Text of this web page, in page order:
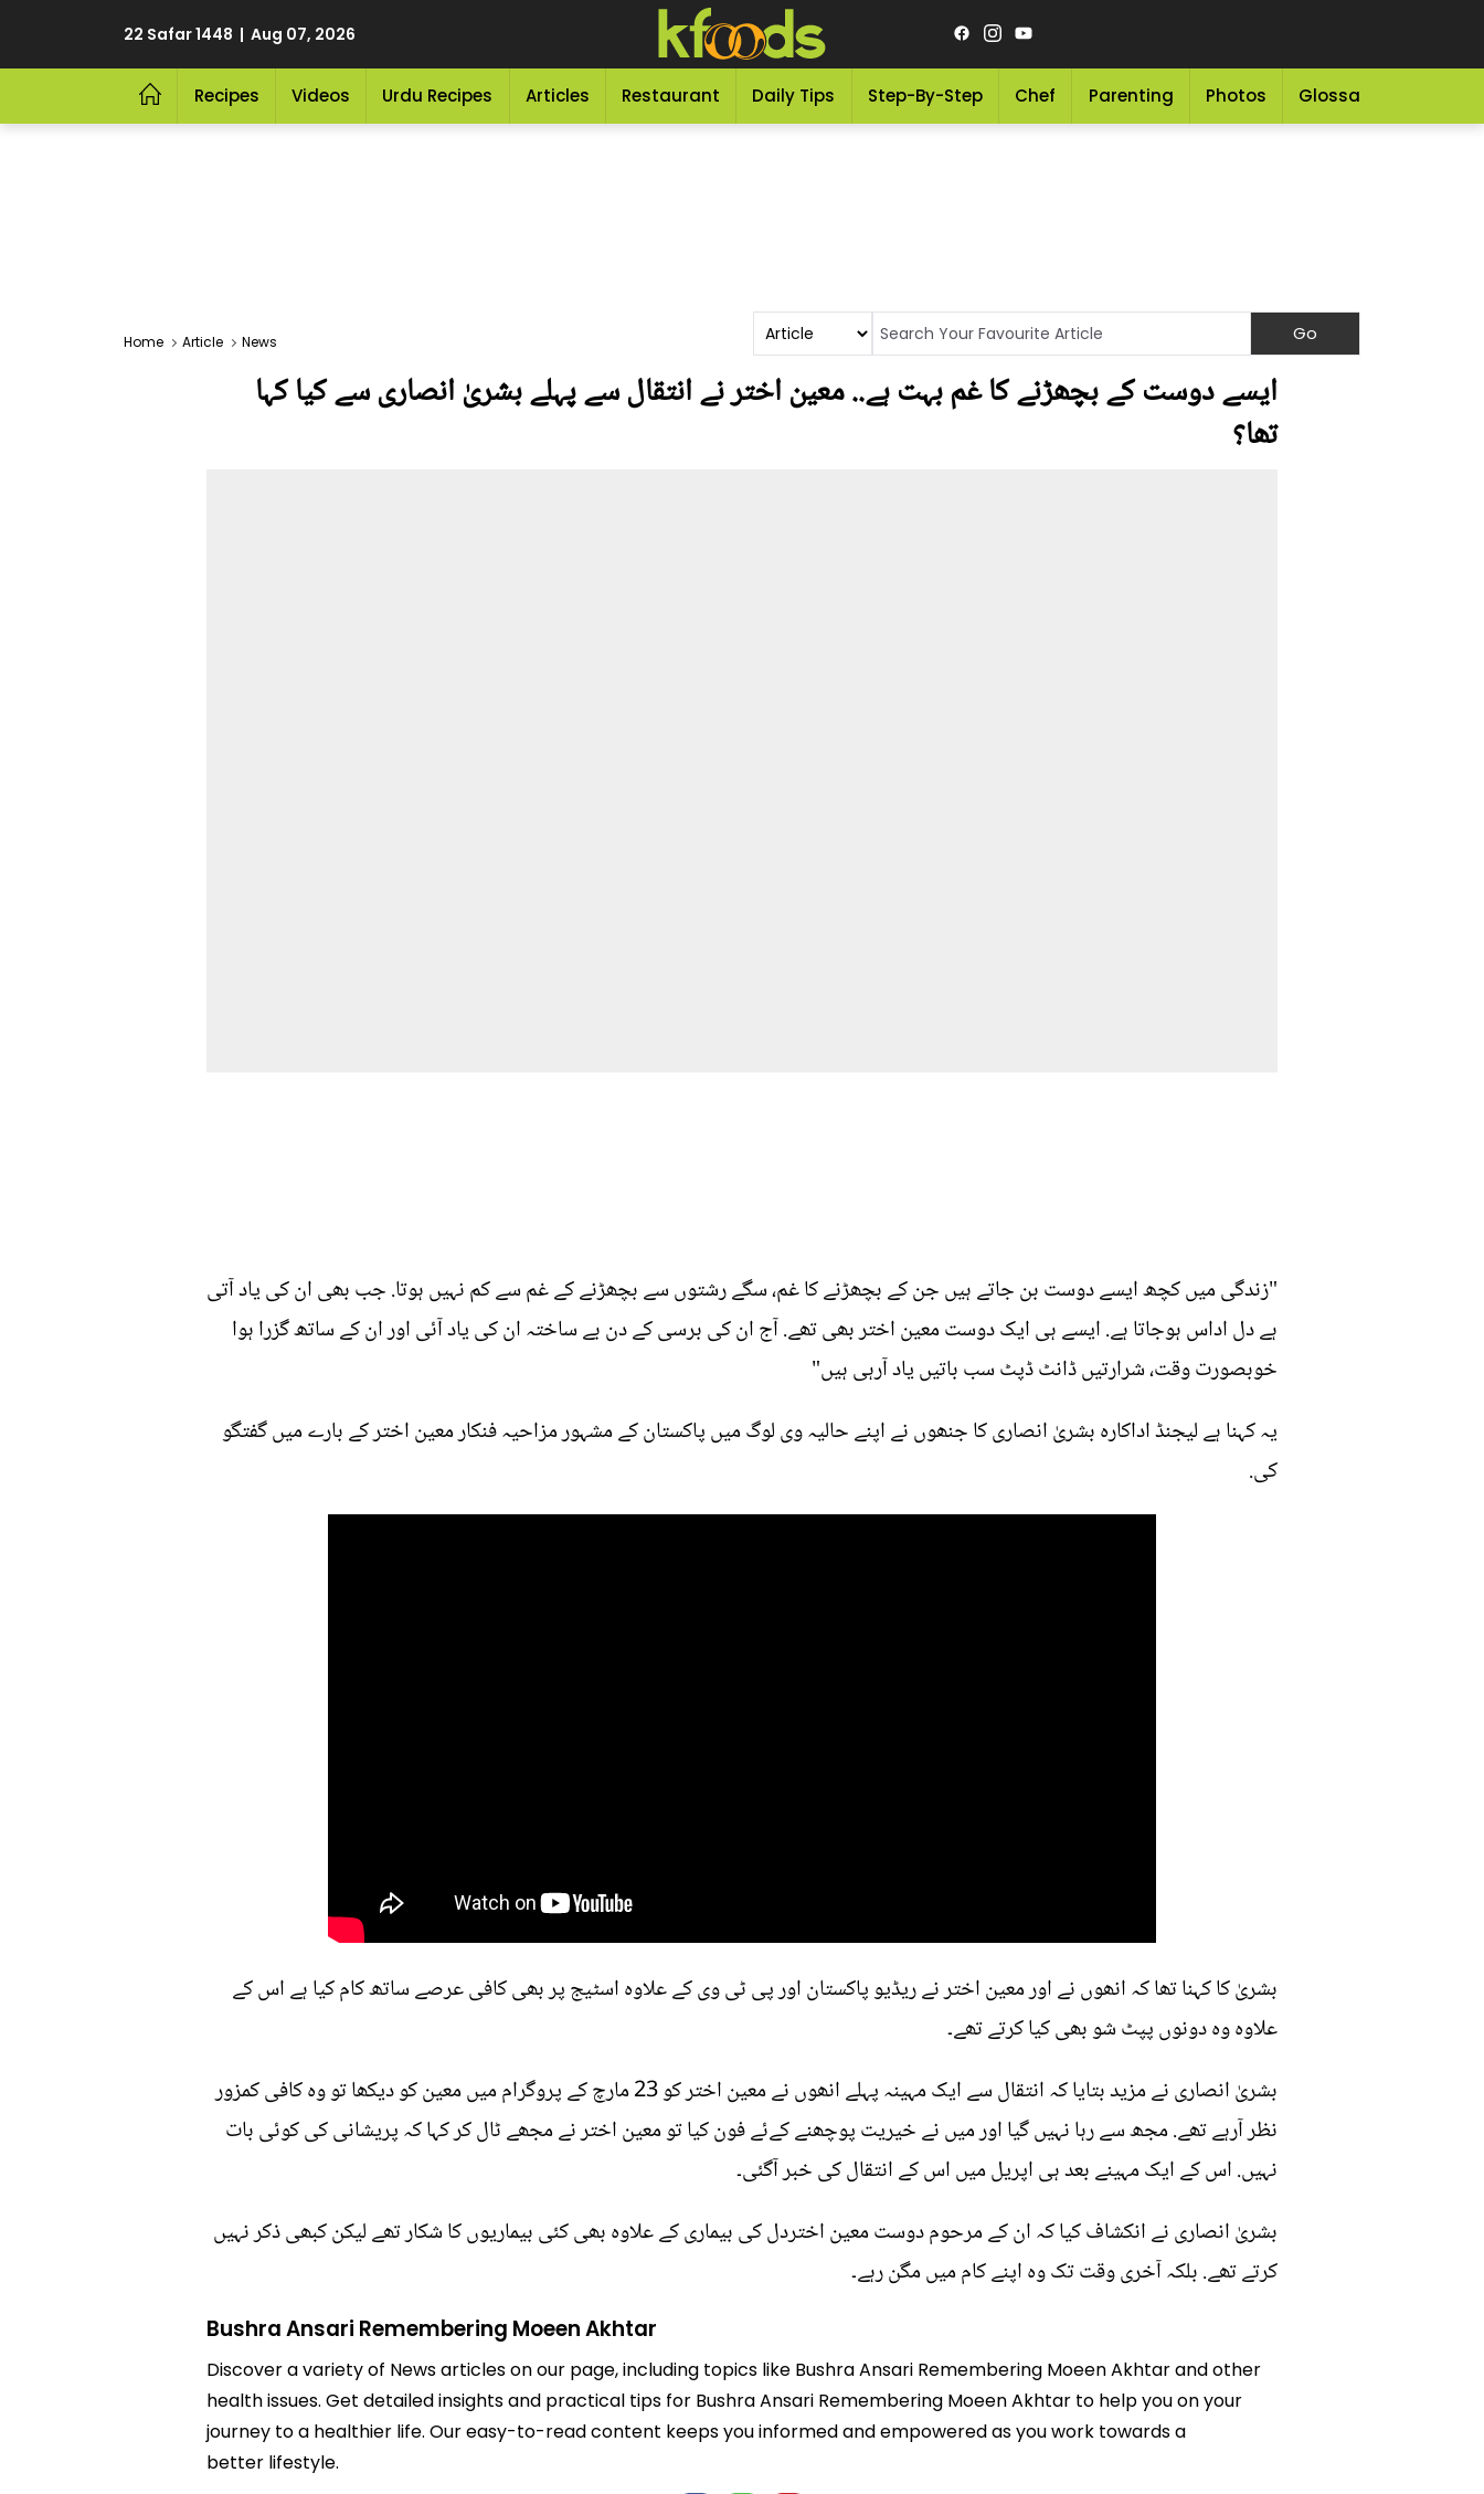
22 Safar 1448 | Aug 07, 2026
Recipes Videos Urdu Recipes Articles Restaurant Daily Tips Step-By-Step Chef Parenting Photos Glossary
Home Article News
ایسے دوست کے بچھڑنے کا غم بہت ہے.. معین اختر نے انتقال سے پہلے بشریٰ انصاری سے کیا کہا
تھا؟
"زندگی میں کچھ ایسے دوست بن جاتے ہیں جن کے بچھڑنے کا غم، سگے رشتوں سے بچھڑنے کے غم سے کم نہیں ہوتا. جب بھی ان کی یاد آتی
ہے دل اداس ہوجاتا ہے. ایسے ہی ایک دوست معین اختر بھی تھے. آج ان کی برسی کے دن بے ساختہ ان کی یاد آئی اور ان کے ساتھ گزرا ہوا
خوبصورت وقت، شرارتیں ڈانٹ ڈپٹ سب باتیں یاد آرہی ہیں"
یہ کہنا ہے لیجنڈ اداکارہ بشریٰ انصاری کا جنھوں نے اپنے حالیہ وی لوگ میں پاکستان کے مشہور مزاحیہ فنکار معین اختر کے بارے میں گفتگو
کی.
بشریٰ کا کہنا تھا کہ انھوں نے اور معین اختر نے ریڈیو پاکستان اور پی ٹی وی کے علاوہ اسٹیج پر بھی کافی عرصے ساتھ کام کیا ہے اس کے
علاوہ وہ دونوں پپٹ شو بھی کیا کرتے تھے۔
بشریٰ انصاری نے مزید بتایا کہ انتقال سے ایک مہینہ پہلے انھوں نے معین اختر کو 23 مارچ کے پروگرام میں معین کو دیکھا تو وہ کافی کمزور
نظر آرہے تھے. مجھ سے رہا نہیں گیا اور میں نے خیریت پوچھنے کےئے فون کیا تو معین اختر نے مجھے ٹال کر کہا کہ پریشانی کی کوئی بات
نہیں. اس کے ایک مہینے بعد ہی اپریل میں اس کے انتقال کی خبر آگئی۔
بشریٰ انصاری نے انکشاف کیا کہ ان کے مرحوم دوست معین اختردل کی بیماری کے علاوہ بھی کئی بیماریوں کا شکار تھے لیکن کبھی ذکر نہیں
کرتے تھے. بلکہ آخری وقت تک وہ اپنے کام میں مگن رہے۔
Bushra Ansari Remembering Moeen Akhtar
Discover a variety of News articles on our page, including topics like Bushra Ansari Remembering Moeen Akhtar and other
health issues. Get detailed insights and practical tips for Bushra Ansari Remembering Moeen Akhtar to help you on your
journey to a healthier life. Our easy-to-read content keeps you informed and empowered as you work towards a
better lifestyle.